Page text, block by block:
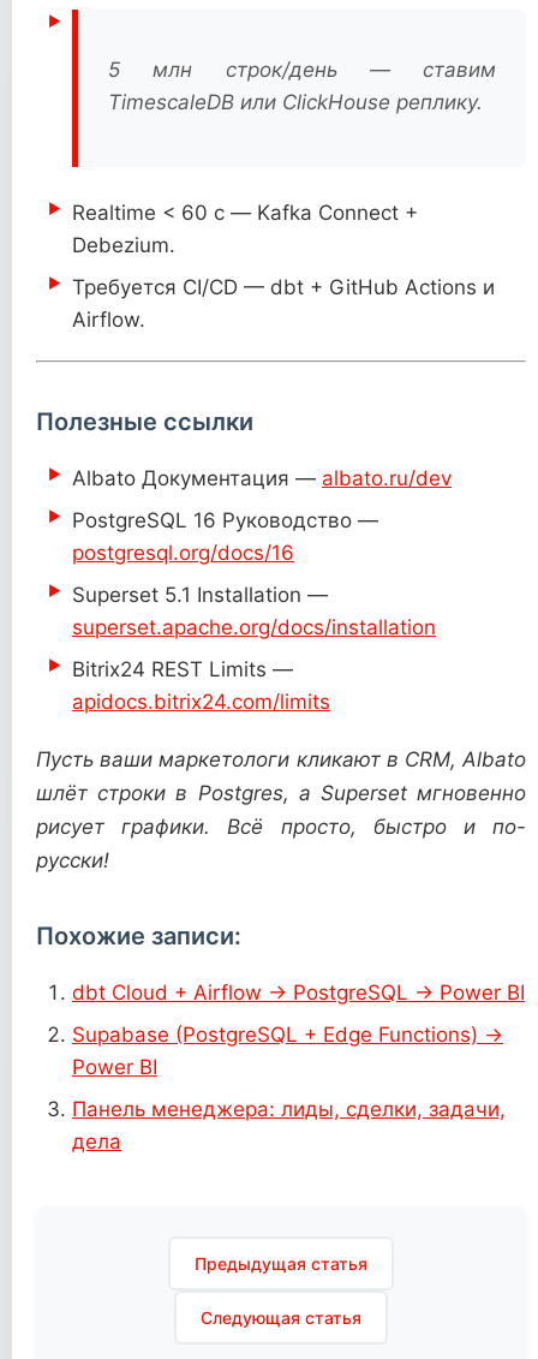
5 млн строк/день — ставим
TimescaleDB или ClickHouse реплику.
Realtime < 60 с — Kafka Connect +
Debezium.
Требуется CI/CD — dbt + GitHub Actions и
Airflow.
Полезные ссылки
Albato Документация — albato.ru/dev
PostgreSQL 16 Руководство —
postgresql.org/docs/16
Superset 5.1 Installation —
superset.apache.org/docs/installation
Bitrix24 REST Limits —
apidocs.bitrix24.com/limits
Пусть ваши маркетологи кликают в CRM, Albato
шлёт строки в Postgres, а Superset мгновенно
рисует графики. Всё просто, быстро и по-
русски!
Похожие записи:
dbt Cloud + Airflow → PostgreSQL → Power BI
Supabase (PostgreSQL + Edge Functions) →
Power BI
Панель менеджера: лиды, сделки, задачи,
дела
НавигацияПредыдущая статья
Следующая статья